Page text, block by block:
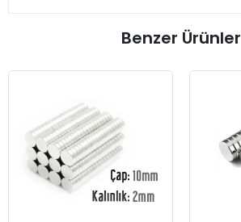
Benzer Ürünler